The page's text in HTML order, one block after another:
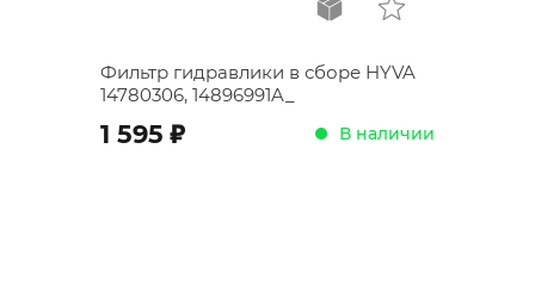
Фильтр гидравлики в сборе HYVA
14780306, 14896991A_
1 595 ; В наличии